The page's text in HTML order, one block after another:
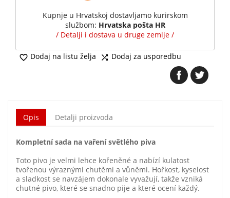
Kupnje u Hrvatskoj dostavljamo kurirskom
službom: Hrvatska pošta HR
/ Detalji i dostava u druge zemlje /
 Dodaj na listu želja  Dodaj za usporedbu
Opis Detalji proizvoda
Kompletní sada na vaření světlého piva
Toto pivo je velmi lehce kořeněné a nabízí kulatost
tvořenou výraznými chutěmi a vůněmi. Hořkost, kyselost
a sladkost se navzájem dokonale vyvažují, takže vzniká
chutné pivo, které se snadno pije a které ocení každý.